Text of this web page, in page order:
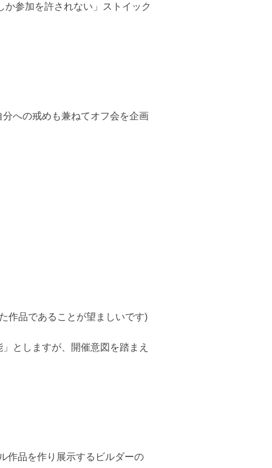
参加を許されない」ストイック
への戒めも兼ねてオフ会を企画
作品であることが望ましいです)
としますが、開催意図を踏まえ
作品を作り展示するビルダーの